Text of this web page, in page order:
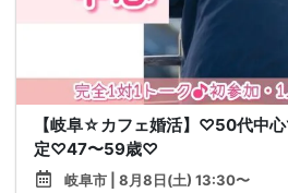
【岐阜☆カフェ婚活】♡50代中
定♡47〜59歳♡
岐阜市 | 8月8日(土) 13:30〜